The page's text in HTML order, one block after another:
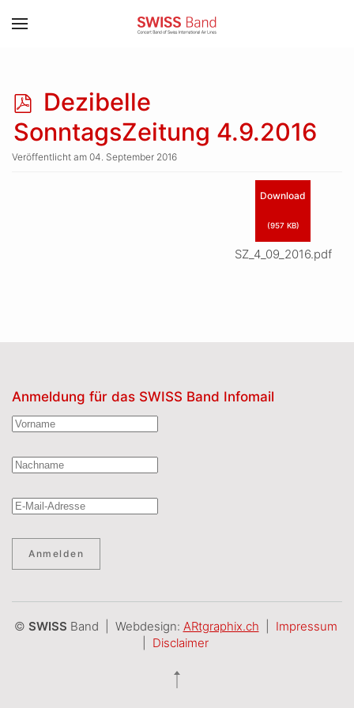
p
d
f
Dezibelle
SonntagsZeitung 4.9.2016
Veröffentlicht am 04. September 2016
Download
(957 KB)
SZ_4_09_2016.pdf
Anmeldung für das SWISS Band Infomail
Anmelden
© SWISS Band | Webdesign: ARtgraphix.ch
Impressum
Disclaimer